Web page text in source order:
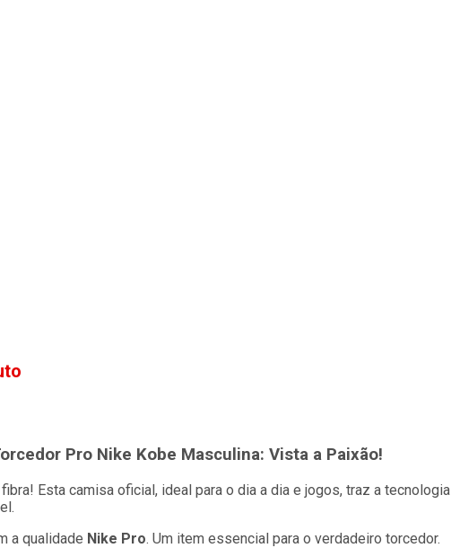
Pro Nike Kobe Masculina: Vista a Paixão!
Esta camisa oficial, ideal para o dia a dia e jogos, traz a tecnologia
a qualidade Nike Pro. Um item essencial para o verdadeiro torcedor.